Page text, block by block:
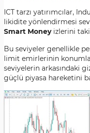
ICT tarzı yatırımcılar,
likidite yönlendirmesi
Smart Money izlerini
Bu seviyeler genellikle
limit emirlerinin
seviyelerin arkasındaki
güçlü piyasa hareketini